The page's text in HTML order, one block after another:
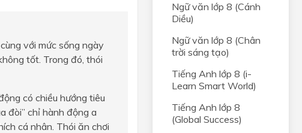
với mức sống ngày
tốt. Trong đó, thói
có chiều hướng tiêu
đòi” chỉ hành động a
cá nhân. Thói ăn chơi
Ngữ văn lớp 8 (Cánh
Diều)
Ngữ văn lớp 8 (Chân
trời sáng tạo)
Tiếng Anh lớp 8 (i-
Learn Smart World)
Tiếng Anh lớp 8
(Global Success)